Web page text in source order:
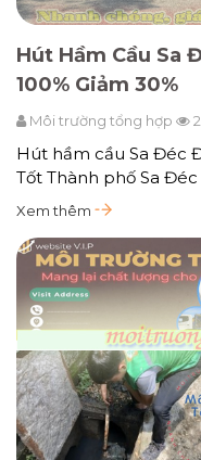
Hút Hầm Cầu Sa
100% Giảm 30%
Môi trường tổng hợp
Hút hầm cầu Sa Đéc
Tốt Thành phố Sa
Xem thêm